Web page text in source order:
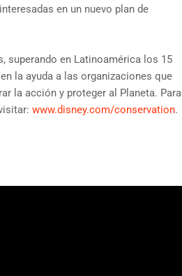
en un nuevo plan de
superando en Latinoamérica los 15
la ayuda a las organizaciones que
la acción y proteger al Planeta. Para
www.disney.com/conservation.